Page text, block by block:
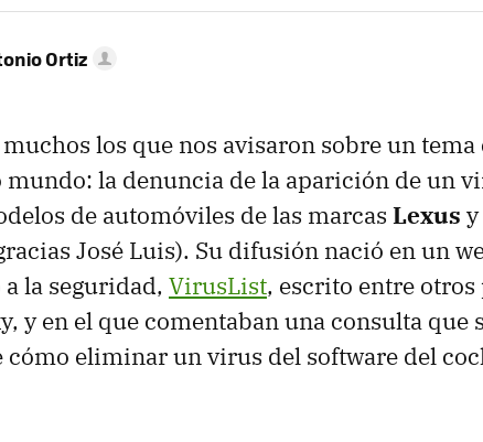
Ortiz
los que nos avisaron sobre un tema
mundo: la denuncia de la aparición de un
de automóviles de las marcas Lexus
José Luis). Su difusión nació en un
la seguridad, VirusList, escrito entre otros
y en el que comentaban una consulta que
cómo eliminar un virus del software del